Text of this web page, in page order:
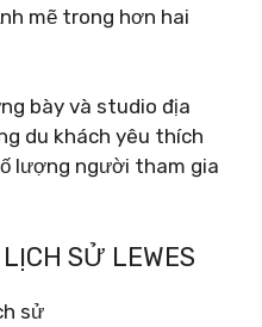
mẽ trong hơn hai
bày và studio địa
du khách yêu thích
lượng người tham gia
SỬ LEWES